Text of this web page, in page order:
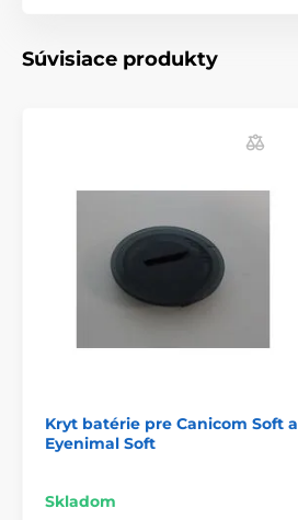
Súvisiace produkty
Kryt batérie pre Canicom Soft a
Eyenimal Soft
Skladom